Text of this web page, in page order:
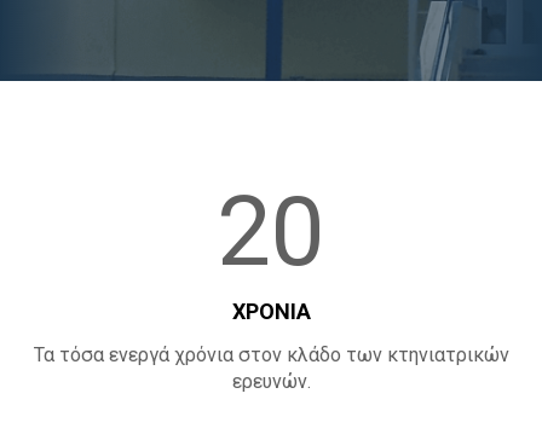
20
ΧΡΟΝΙΑ
Τα τόσα ενεργά χρόνια στον κλάδο των κτηνιατρικών
ερευνών.